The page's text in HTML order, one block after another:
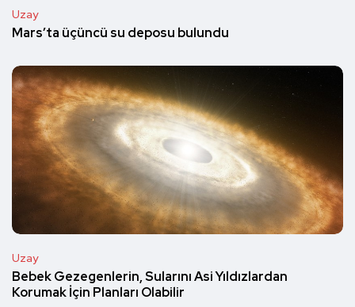
Uzay
Mars’ta üçüncü su deposu bulundu
Uzay
Bebek Gezegenlerin, Sularını Asi Yıldızlardan
Korumak İçin Planları Olabilir